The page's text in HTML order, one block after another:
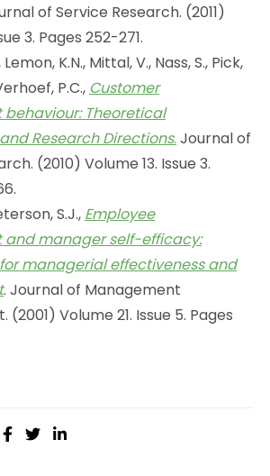
of Service Research. (2011)
3. Pages 252-271.
K.N., Mittal, V., Nass, S., Pick,
P.C., Customer
Theoretical
Research Directions. Journal of
(2010) Volume 13. Issue 3.
S.J., Employee
and manager self-efficacy:
managerial effectiveness and
. Journal of Management
Volume 21. Issue 5. Pages